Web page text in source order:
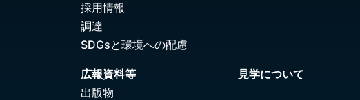
採用情報
調達
SDGsと環境への配慮
広報資料等
出版物
見学について